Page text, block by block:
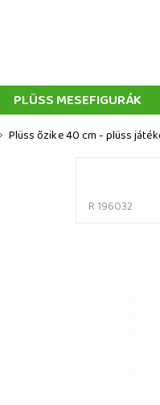
PLÜSS MESEFIGURÁK
ÜZLETI FELTÉTELEK
Plüss õzike 40 cm - plüss
R 196032